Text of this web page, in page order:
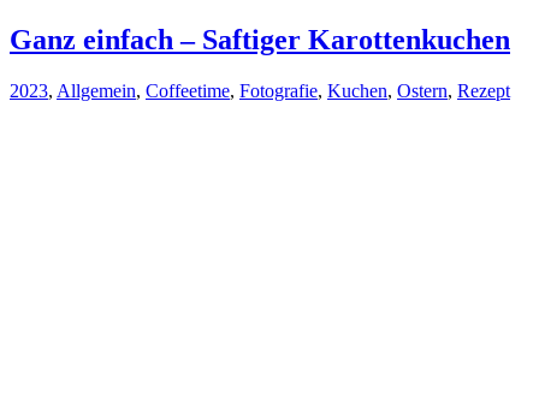
Ganz einfach – Saftiger Karottenkuchen
2023, Allgemein, Coffeetime, Fotografie, Kuchen, Ostern, Rezept